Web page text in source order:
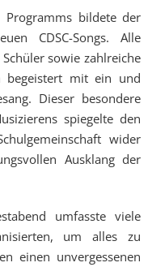
Programms bildete der
CDSC-Songs. Alle
sowie zahlreiche
begeistert mit ein und
Dieser besondere
spiegelte den
wider
Ausklang der
umfasste viele
um alles zu
einen unvergessenen